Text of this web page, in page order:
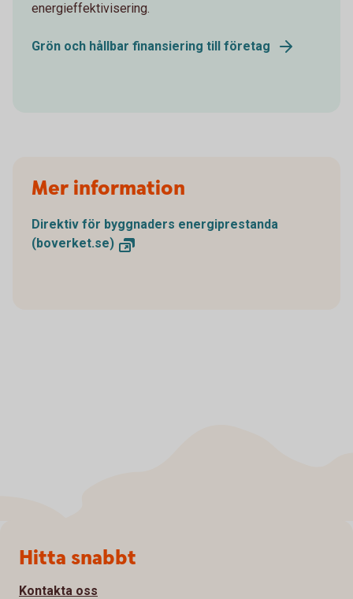
energieffektivisering.
Grön och hållbar finansiering till företag
Mer information
Direktiv för byggnaders energiprestanda
(boverket.se)
Sidfot
Hitta snabbt
Kontakta oss